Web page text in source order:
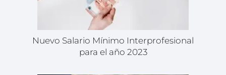
Nuevo Salario Mínimo Interprofesional
para el año 2023